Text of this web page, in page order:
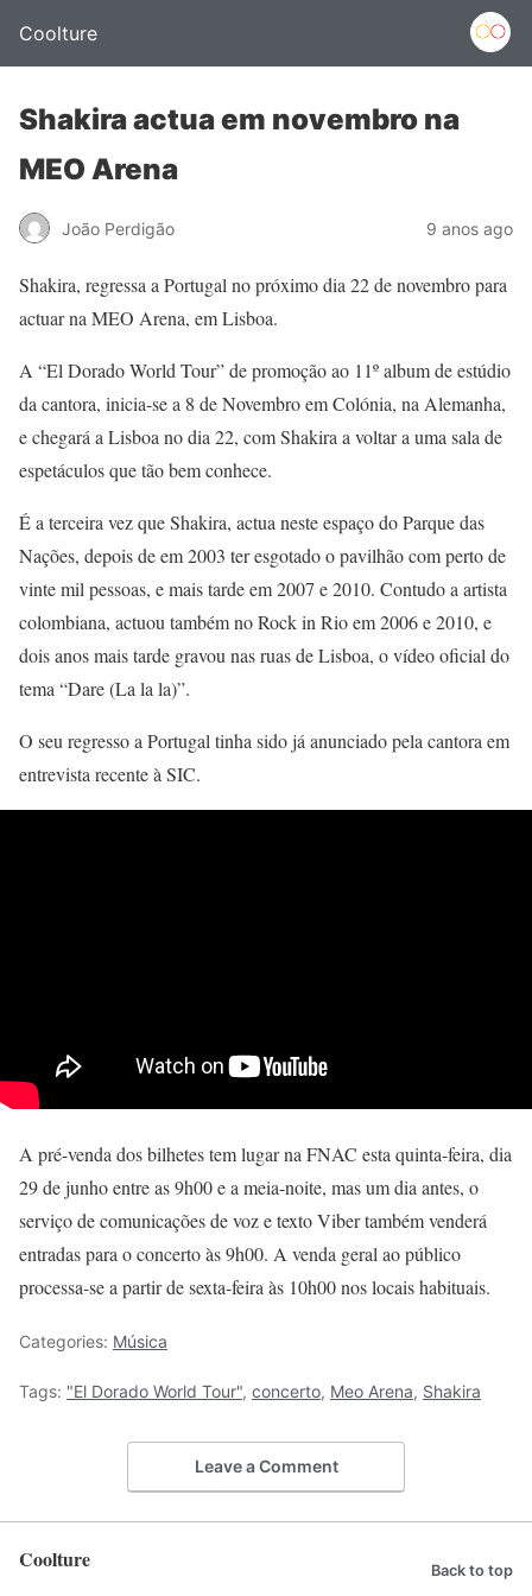
Coolture
Shakira actua em novembro na
MEO Arena
João Perdigão 9 anos ago
Shakira, regressa a Portugal no próximo dia 22 de novembro para
actuar na MEO Arena, em Lisboa.
A “El Dorado World Tour” de promoção ao 11º album de estúdio
da cantora, inicia-se a 8 de Novembro em Colónia, na Alemanha,
e chegará a Lisboa no dia 22, com Shakira a voltar a uma sala de
espetáculos que tão bem conhece.
É a terceira vez que Shakira, actua neste espaço do Parque das
Nações, depois de em 2003 ter esgotado o pavilhão com perto de
vinte mil pessoas, e mais tarde em 2007 e 2010. Contudo a artista
colombiana, actuou também no Rock in Rio em 2006 e 2010, e
dois anos mais tarde gravou nas ruas de Lisboa, o vídeo oficial do
tema “Dare (La la la)”.
O seu regresso a Portugal tinha sido já anunciado pela cantora em
entrevista recente à SIC.
A pré-venda dos bilhetes tem lugar na FNAC esta quinta-feira, dia
29 de junho entre as 9h00 e a meia-noite, mas um dia antes, o
serviço de comunicações de voz e texto Viber também venderá
entradas para o concerto às 9h00. A venda geral ao público
processa-se a partir de sexta-feira às 10h00 nos locais habituais.
Categories: Música
Tags: "El Dorado World Tour", concerto, Meo Arena, Shakira
Leave a Comment
Coolture Back to top